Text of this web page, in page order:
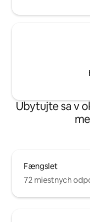
Ubytujte sa v
Fængslet
72 miestnych